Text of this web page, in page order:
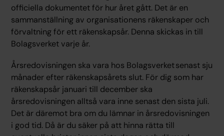
officiella dokumentet för hur året gått. Det är en
sammanställning av organisationens räkenskaper och
förvaltning för ett räkenskapsår. Denna skickas in till
Bolagsverket varje år.
Årsredovisningen ska vara hos Bolagsverket senast sju
månader efter räkenskapsårets slut. För dig som har
räkenskapsår januari till december ska
årsredovisningen alltså vara inne senast den sista juli.
Det är däremot bra om du lämnar in årsredovisningen
i god tid. Då är du säker på att hinna rätta till